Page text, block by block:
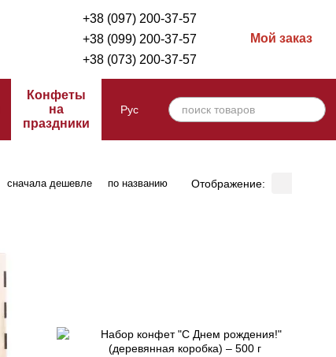
+38 (097) 200-37-57
+38 (099) 200-37-57
+38 (073) 200-37-57
Мой заказ
Конфеты
на
праздники
Рус
сначала дешевле по названию Отображение: